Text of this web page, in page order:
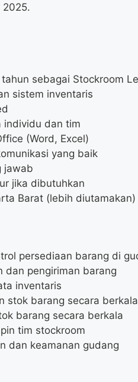
2025.
sebagai Stockroom
sistem inventaris
individu dan tim
(Word, Excel)
yang baik
jawab
jika dibutuhkan
Barat (lebih diutamakan)
persediaan barang di
dan pengiriman barang
inventaris
stok barang secara berkala
barang secara berkala
tim stockroom
dan keamanan gudang